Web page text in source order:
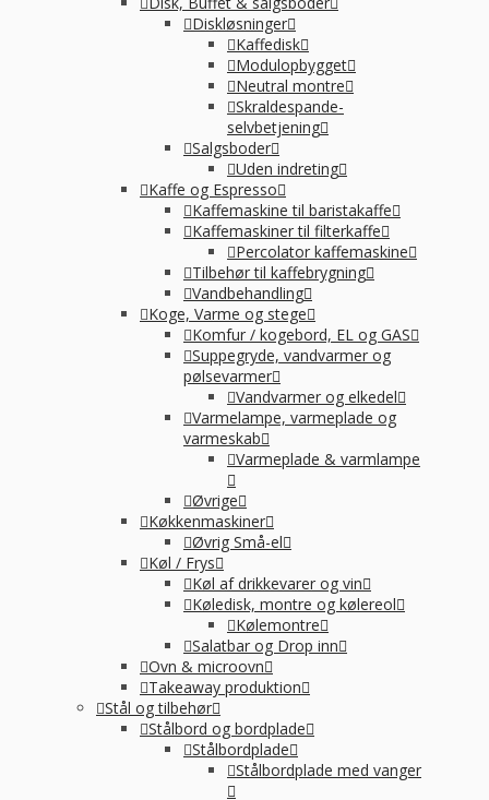
Diskløsninger
Kaffedisk
Modulopbygget
Neutral montre
Skraldespande-
selvbetjening
Salgsboder
Uden indreting
Kaffe og Espresso
Kaffemaskine til baristakaffe
Kaffemaskiner til filterkaffe
Percolator kaffemaskine
Tilbehør til kaffebrygning
Vandbehandling
Koge, Varme og stege
Komfur / kogebord, EL og GAS
Suppegryde, vandvarmer og
pølsevarmer
Vandvarmer og elkedel
Varmelampe, varmeplade og
varmeskab
Varmeplade & varmlampe
Øvrige
Køkkenmaskiner
Øvrig Små-el
Køl / Frys
Køl af drikkevarer og vin
Køledisk, montre og kølereol
Kølemontre
Salatbar og Drop inn
Ovn & microovn
Takeaway produktion
Stål og tilbehør
Stålbord og bordplade
Stålbordplade
Stålbordplade med vanger